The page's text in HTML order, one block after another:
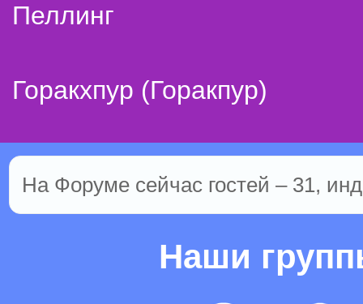
Пеллинг
Горакхпур (Горакпур)
На Форуме сейчас гостей – 31,
Наши